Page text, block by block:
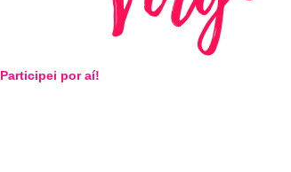
Participei por aí!